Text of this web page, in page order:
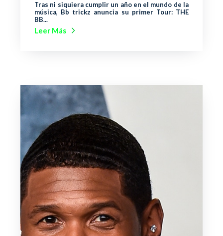
Tras ni siquiera cumplir un año en el mundo de la
música, Bb trickz anuncia su primer Tour: THE
BB...
Leer Más